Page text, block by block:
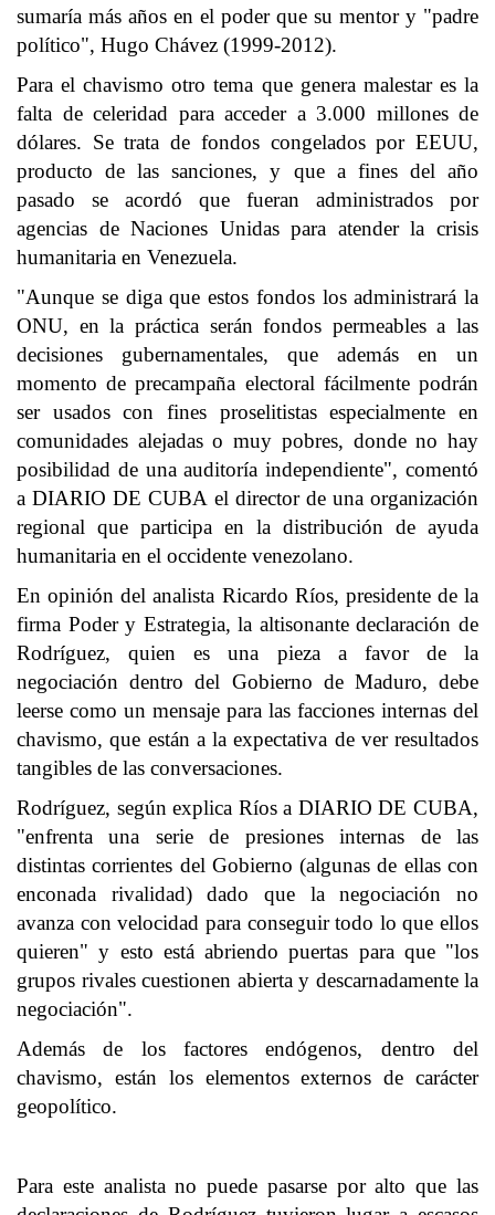
sumaría más años en el poder que su mentor y "padre
político", Hugo Chávez (1999-2012).
Para el chavismo otro tema que genera malestar es la
falta de celeridad para acceder a 3.000 millones de
dólares. Se trata de fondos congelados por EEUU,
producto de las sanciones, y que a fines del año
pasado se acordó que fueran administrados por
agencias de Naciones Unidas para atender la crisis
humanitaria en Venezuela.
"Aunque se diga que estos fondos los administrará la
ONU, en la práctica serán fondos permeables a las
decisiones gubernamentales, que además en un
momento de precampaña electoral fácilmente podrán
ser usados con fines proselitistas especialmente en
comunidades alejadas o muy pobres, donde no hay
posibilidad de una auditoría independiente", comentó
a DIARIO DE CUBA el director de una organización
regional que participa en la distribución de ayuda
humanitaria en el occidente venezolano.
En opinión del analista Ricardo Ríos, presidente de la
firma Poder y Estrategia, la altisonante declaración de
Rodríguez, quien es una pieza a favor de la
negociación dentro del Gobierno de Maduro, debe
leerse como un mensaje para las facciones internas del
chavismo, que están a la expectativa de ver resultados
tangibles de las conversaciones.
Rodríguez, según explica Ríos a DIARIO DE CUBA,
"enfrenta una serie de presiones internas de las
distintas corrientes del Gobierno (algunas de ellas con
enconada rivalidad) dado que la negociación no
avanza con velocidad para conseguir todo lo que ellos
quieren" y esto está abriendo puertas para que "los
grupos rivales cuestionen abierta y descarnadamente la
negociación".
Además de los factores endógenos, dentro del
chavismo, están los elementos externos de carácter
geopolítico.
Para este analista no puede pasarse por alto que las